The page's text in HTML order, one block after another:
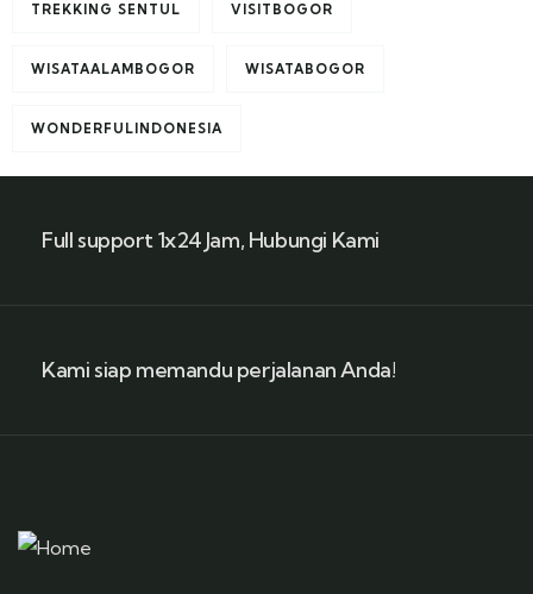
TREKKING SENTUL VISITBOGOR
WISATAALAMBOGOR WISATABOGOR
WONDERFULINDONESIA
Full support 1x24 Jam, Hubungi Kami
Kami siap memandu perjalanan Anda!